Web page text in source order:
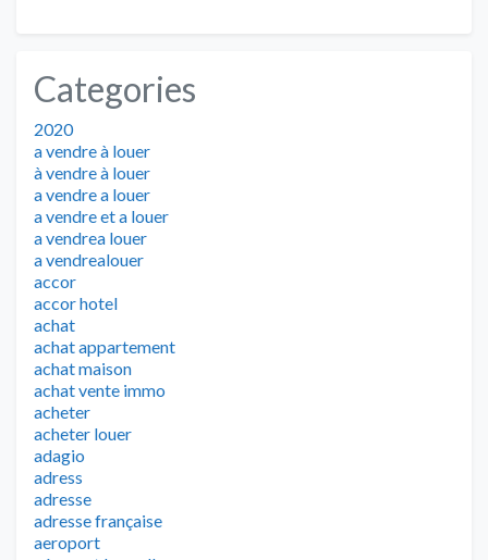
Categories
2020
a vendre à louer
à vendre à louer
a vendre a louer
a vendre et a louer
a vendrea louer
a vendrealouer
accor
accor hotel
achat
achat appartement
achat maison
achat vente immo
acheter
acheter louer
adagio
adress
adresse
adresse française
aeroport